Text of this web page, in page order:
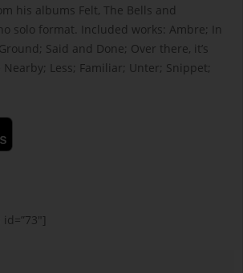
his albums Felt, The Bells and
solo format. Included works: Ambre; In
Said and Done; Over there, it’s
Less; Familiar; Unter; Snippet;